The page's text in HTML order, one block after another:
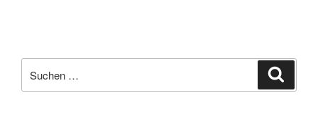
nach: